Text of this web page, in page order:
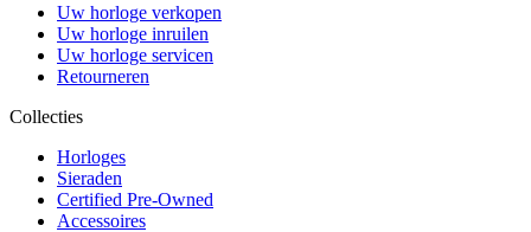
Uw horloge verkopen
Uw horloge inruilen
Uw horloge servicen
Retourneren
Collecties
Horloges
Sieraden
Certified Pre-Owned
Accessoires